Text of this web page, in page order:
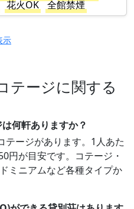
花火OK 全館禁煙
示
テージに関する
何軒ありますか？
テージがあります。1人あた
円が目安です。コテージ・
ミニアムなど各種タイプか